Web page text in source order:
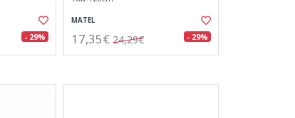
- 29%
MATEL
17,35€ 24,29€ - 29%